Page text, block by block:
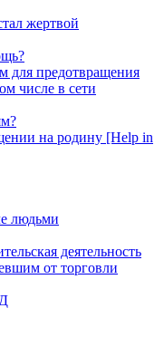
жертвой
для предотвращения
числе в сети
на родину [Help in
людьми
деятельность
от торговли